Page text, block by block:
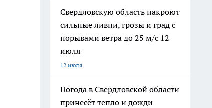
Свердловскую область накроют
сильные ливни, грозы и град с
порывами ветра до 25 м/с 12
июля
12 июля
Погода в Свердловской области
принесёт тепло и дожди